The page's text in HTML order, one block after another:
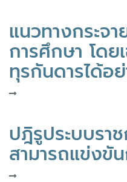
แนวทางกระจา
การศึกษา โดย
ทุรกันดารได้อย่
ปฎิรูประบบรา
สามารถแข่งขั